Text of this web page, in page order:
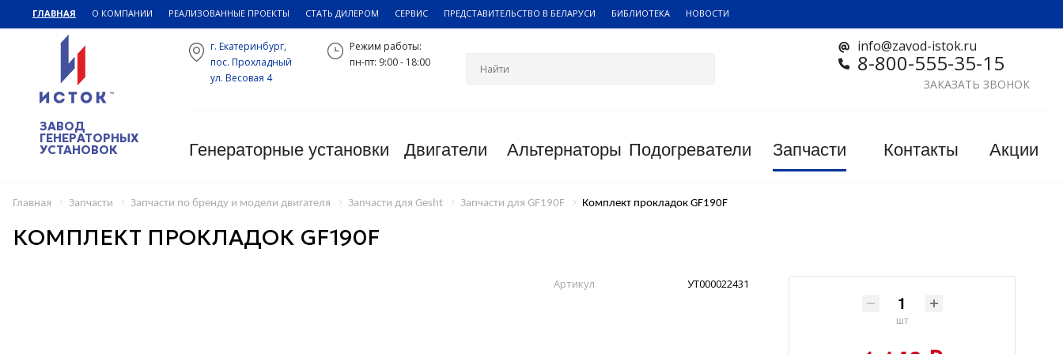
ГЛАВНАЯ О КОМПАНИИ РЕАЛИЗОВАННЫЕ ПРОЕКТЫ СТАТЬ ДИЛЕРОМ СЕРВИС ПРЕДСТАВИТЕЛЬСТВО В БЕЛАРУСИ БИБЛИОТЕКА НОВОСТИ
ЗАВОД
ГЕНЕРАТОРНЫХ
УСТАНОВОК
info@zavod-istok.ru
8-800-555-35-15
ЗАКАЗАТЬ ЗВОНОК
г. Екатеринбург,
пос. Прохладный
ул. Весовая 4
Режим работы:
пн-пт: 9:00 - 18:00
Генераторные установки Двигатели Альтернаторы Подогреватели Запчасти Контакты Акции
Главная Запчасти Запчасти по бренду и модели двигателя Запчасти для Gesht Запчасти для GF190F Комплект прокладок GF190F
КОМПЛЕКТ ПРОКЛАДОК GF190F
Артикул УТ000022431
шт